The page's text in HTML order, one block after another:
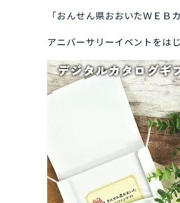
「おんせん県おおいたＷＥＢ
アニバーサリーイベントをは